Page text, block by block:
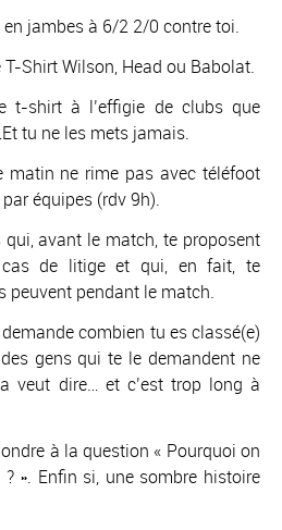
jambes à 6/2 2/0 contre toi.
Shirt Wilson, Head ou Babolat.
t-shirt à l’effigie de clubs que
tu ne les mets jamais.
matin ne rime pas avec téléfoot
équipes (rdv 9h).
avant le match, te proposent
cas de litige et qui, en fait, te
peuvent pendant le match.
combien tu es classé(e)
gens qui te le demandent ne
veut dire… et c’est trop long à
à la question « Pourquoi on
». Enfin si, une sombre histoire